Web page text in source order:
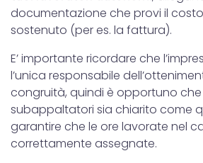
documentazione che provi il
sostenuto (per es. la fattura).
E’ importante ricordare che
l’unica responsabile
congruità, quindi è opportuno
subappaltatori sia chiarito come
garantire che le ore lavorate nel
correttamente assegnate.